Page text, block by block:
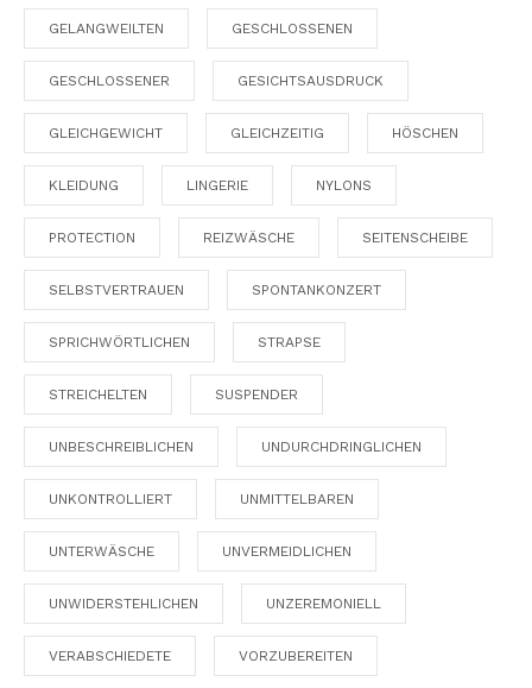
GELANGWEILTEN GESCHLOSSENEN
GESCHLOSSENER GESICHTSAUSDRUCK
GLEICHGEWICHT GLEICHZEITIG HÖSCHEN
KLEIDUNG LINGERIE NYLONS
PROTECTION REIZWÄSCHE SEITENSCHEIBE
SELBSTVERTRAUEN SPONTANKONZERT
SPRICHWÖRTLICHEN STRAPSE
STREICHELTEN SUSPENDER
UNBESCHREIBLICHEN UNDURCHDRINGLICHEN
UNKONTROLLIERT UNMITTELBAREN
UNTERWÄSCHE UNVERMEIDLICHEN
UNWIDERSTEHLICHEN UNZEREMONIELL
VERABSCHIEDETE VORZUBEREITEN